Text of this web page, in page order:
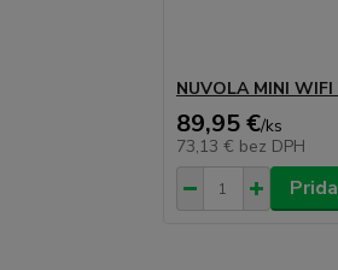
NUVOLA MINI WIFI
89,95 €/ks
73,13 € bez DPH